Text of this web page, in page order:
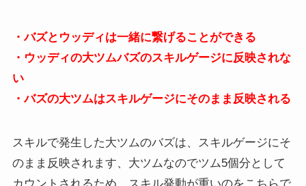
・バズとウッディは一緒に繋げることができる
・ウッディの大ツムバズのスキルゲージに反映されな
い
・バズの大ツムはスキルゲージにそのまま反映される
スキルで発生した大ツムのバズは、スキルゲージにそ
のまま反映されます、大ツムなのでツム5個分として